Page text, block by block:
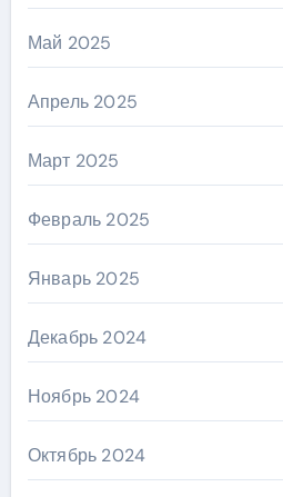
Май 2025
Апрель 2025
Март 2025
Февраль 2025
Январь 2025
Декабрь 2024
Ноябрь 2024
Октябрь 2024